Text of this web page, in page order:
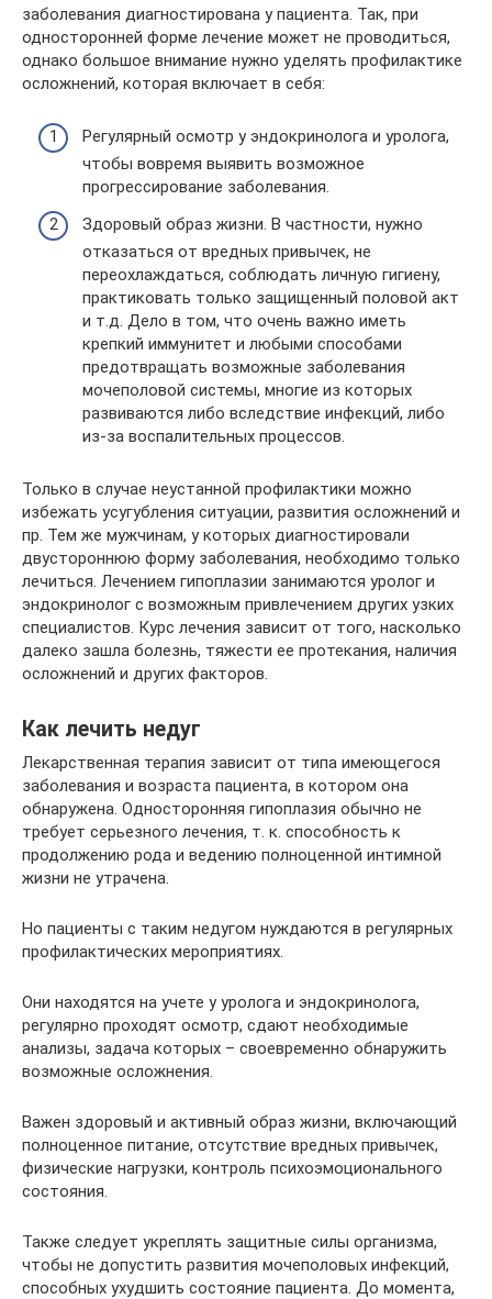
заболевания диагностирована у пациента. Так, при
односторонней форме лечение может не проводиться,
однако большое внимание нужно уделять профилактике
осложнений, которая включает в себя:
Регулярный осмотр у эндокринолога и уролога,
чтобы вовремя выявить возможное
прогрессирование заболевания.
Здоровый образ жизни. В частности, нужно
отказаться от вредных привычек, не
переохлаждаться, соблюдать личную гигиену,
практиковать только защищенный половой акт
и т.д. Дело в том, что очень важно иметь
крепкий иммунитет и любыми способами
предотвращать возможные заболевания
мочеполовой системы, многие из которых
развиваются либо вследствие инфекций, либо
из-за воспалительных процессов.
Только в случае неустанной профилактики можно
избежать усугубления ситуации, развития осложнений и
пр. Тем же мужчинам, у которых диагностировали
двустороннюю форму заболевания, необходимо только
лечиться. Лечением гипоплазии занимаются уролог и
эндокринолог с возможным привлечением других узких
специалистов. Курс лечения зависит от того, насколько
далеко зашла болезнь, тяжести ее протекания, наличия
осложнений и других факторов.
Как лечить недуг
Лекарственная терапия зависит от типа имеющегося
заболевания и возраста пациента, в котором она
обнаружена. Односторонняя гипоплазия обычно не
требует серьезного лечения, т. к. способность к
продолжению рода и ведению полноценной интимной
жизни не утрачена.
Но пациенты с таким недугом нуждаются в регулярных
профилактических мероприятиях.
Они находятся на учете у уролога и эндокринолога,
регулярно проходят осмотр, сдают необходимые
анализы, задача которых – своевременно обнаружить
возможные осложнения.
Важен здоровый и активный образ жизни, включающий
полноценное питание, отсутствие вредных привычек,
физические нагрузки, контроль психоэмоционального
состояния.
Также следует укреплять защитные силы организма,
чтобы не допустить развития мочеполовых инфекций,
способных ухудшить состояние пациента. До момента,